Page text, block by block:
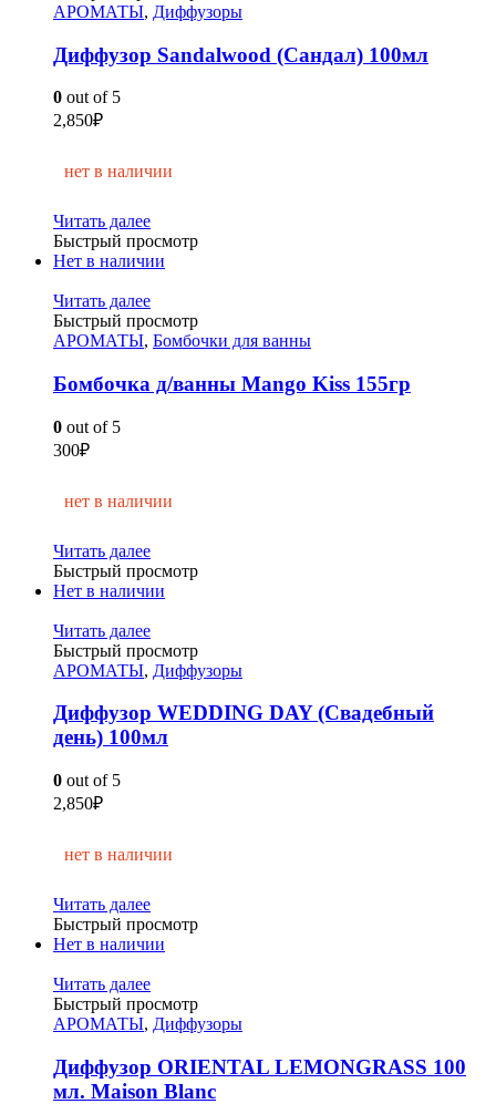
АРОМАТЫ, Диффузоры
Диффузор Sandalwood (Сандал) 100мл
0 out of 5
2,850₽
нет в наличии
Читать далее
Быстрый просмотр
Нет в наличии
Читать далее
Быстрый просмотр
АРОМАТЫ, Бомбочки для ванны
Бомбочка д/ванны Mango Kiss 155гр
0 out of 5
300₽
нет в наличии
Читать далее
Быстрый просмотр
Нет в наличии
Читать далее
Быстрый просмотр
АРОМАТЫ, Диффузоры
Диффузор WEDDING DAY (Свадебный
день) 100мл
0 out of 5
2,850₽
нет в наличии
Читать далее
Быстрый просмотр
Нет в наличии
Читать далее
Быстрый просмотр
АРОМАТЫ, Диффузоры
Диффузор ORIENTAL LEMONGRASS 100
мл. Maison Blanc